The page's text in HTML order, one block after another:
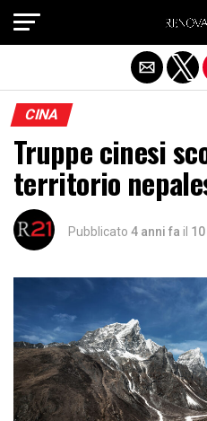
CINA
Truppe cinesi
territorio
Pubblicato 4 anni fa il
Exit